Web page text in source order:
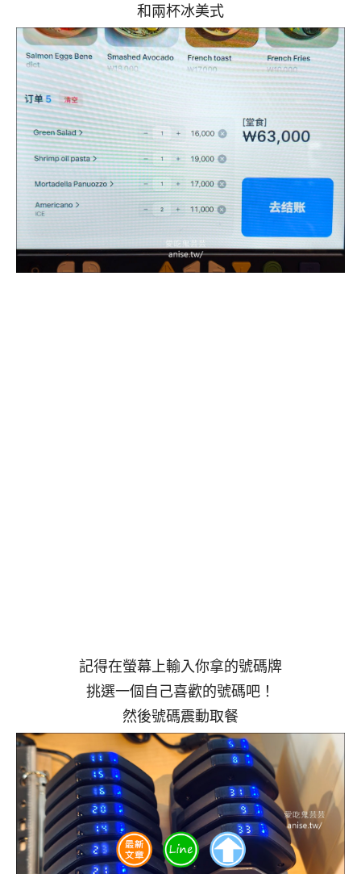
和兩杯冰美式
記得在螢幕上輸入你拿的號碼牌
挑選一個自己喜歡的號碼吧！
然後號碼震動取餐